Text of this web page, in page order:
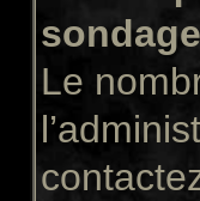
Le